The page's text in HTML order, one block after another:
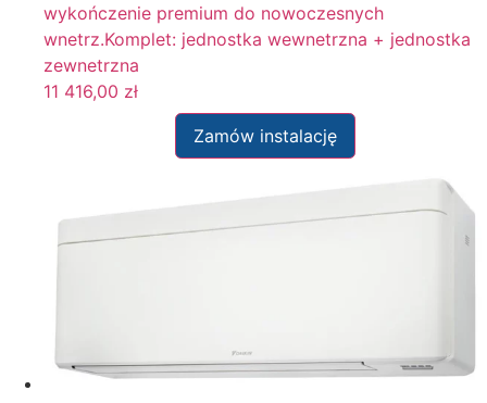
wykończenie premium do nowoczesnych
wnetrz.Komplet: jednostka wewnetrzna + jednostka
zewnetrzna
11 416,00 zł
Zamów instalację